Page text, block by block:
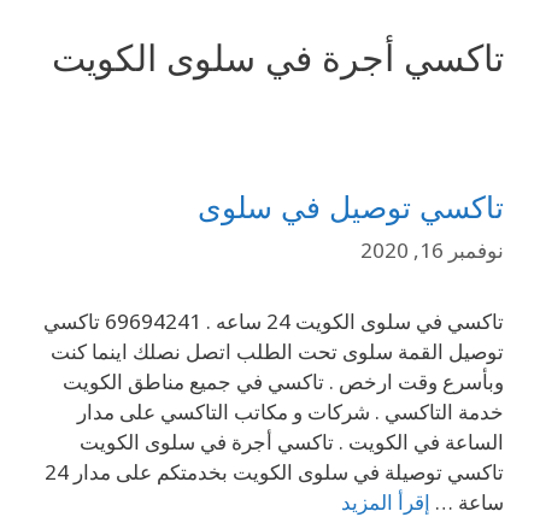
تاكسي أجرة في سلوى الكويت
تاكسي توصيل في سلوى
نوفمبر 16, 2020
تاكسي في سلوى الكويت 24 ساعه . 69694241 تاكسي
توصيل القمة سلوى تحت الطلب اتصل نصلك اينما كنت
وبأسرع وقت ارخص . تاكسي في جميع مناطق الكويت
خدمة التاكسي . شركات و مكاتب التاكسي على مدار
الساعة في الكويت . تاكسي أجرة في سلوى الكويت
تاكسي توصيلة في سلوى الكويت بخدمتكم على مدار 24
ساعة … إقرأ المزيد